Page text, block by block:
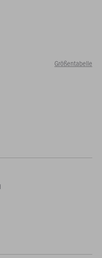
Größentabelle